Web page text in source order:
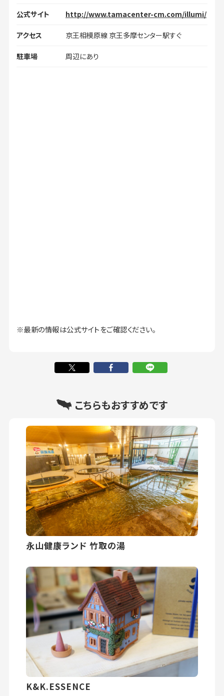
公式サイト http://www.tamacenter-cm.com/illumi/
アクセス 京王相模原線 京王多摩センター駅すぐ
駐車場 周辺にあり
※最新の情報は公式サイトをご確認ください。
こちらもおすすめです
永山健康ランド 竹取の湯
K&K.ESSENCE